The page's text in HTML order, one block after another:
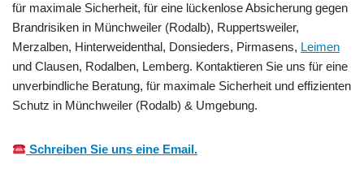
für maximale Sicherheit, für eine lückenlose Absicherung gegen
Brandrisiken in Münchweiler (Rodalb), Ruppertsweiler,
Merzalben, Hinterweidenthal, Donsieders, Pirmasens, Leimen
und Clausen, Rodalben, Lemberg. Kontaktieren Sie uns für eine
unverbindliche Beratung, für maximale Sicherheit und effizienten
Schutz in Münchweiler (Rodalb) & Umgebung.
Schreiben Sie uns eine Email.